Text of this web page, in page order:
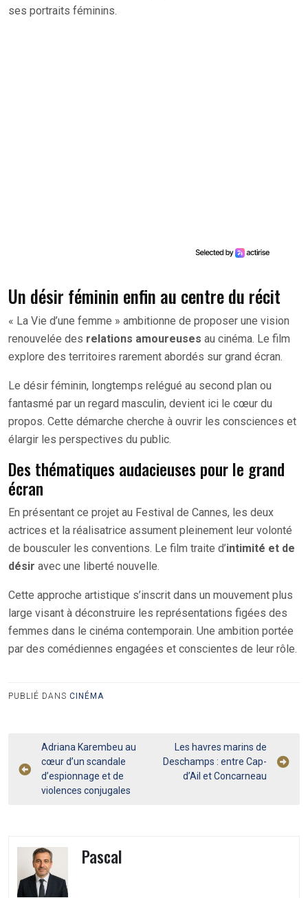
ses portraits féminins.
Un désir féminin enfin au centre du récit
« La Vie d’une femme » ambitionne de proposer une vision
renouvelée des relations amoureuses au cinéma. Le film
explore des territoires rarement abordés sur grand écran.
Le désir féminin, longtemps relégué au second plan ou
fantasmé par un regard masculin, devient ici le cœur du
propos. Cette démarche cherche à ouvrir les consciences et
élargir les perspectives du public.
Des thématiques audacieuses pour le grand
écran
En présentant ce projet au Festival de Cannes, les deux
actrices et la réalisatrice assument pleinement leur volonté
de bousculer les conventions. Le film traite d’intimité et de
désir avec une liberté nouvelle.
Cette approche artistique s’inscrit dans un mouvement plus
large visant à déconstruire les représentations figées des
femmes dans le cinéma contemporain. Une ambition portée
par des comédiennes engagées et conscientes de leur rôle.
PUBLIÉ DANS CINÉMA
Navigation
de
l’article
Adriana Karembeu au
cœur d’un scandale
d’espionnage et de
violences conjugales
Les havres marins de
Deschamps : entre Cap-
d’Ail et Concarneau
Pascal